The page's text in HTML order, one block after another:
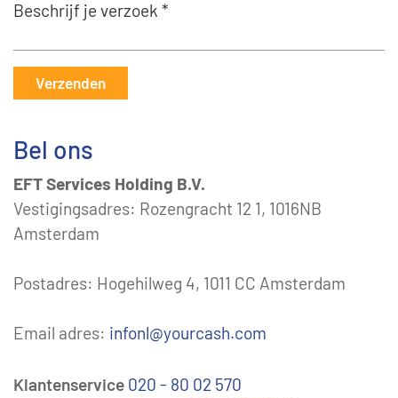
Beschrijf je verzoek *
Verzenden
Bel ons
EFT Services Holding B.V.
Vestigingsadres: Rozengracht 12 1, 1016NB
Amsterdam
Postadres: Hogehilweg 4, 1011 CC Amsterdam
Email adres: infonl@yourcash.com
Klantenservice 020 - 80 02 570